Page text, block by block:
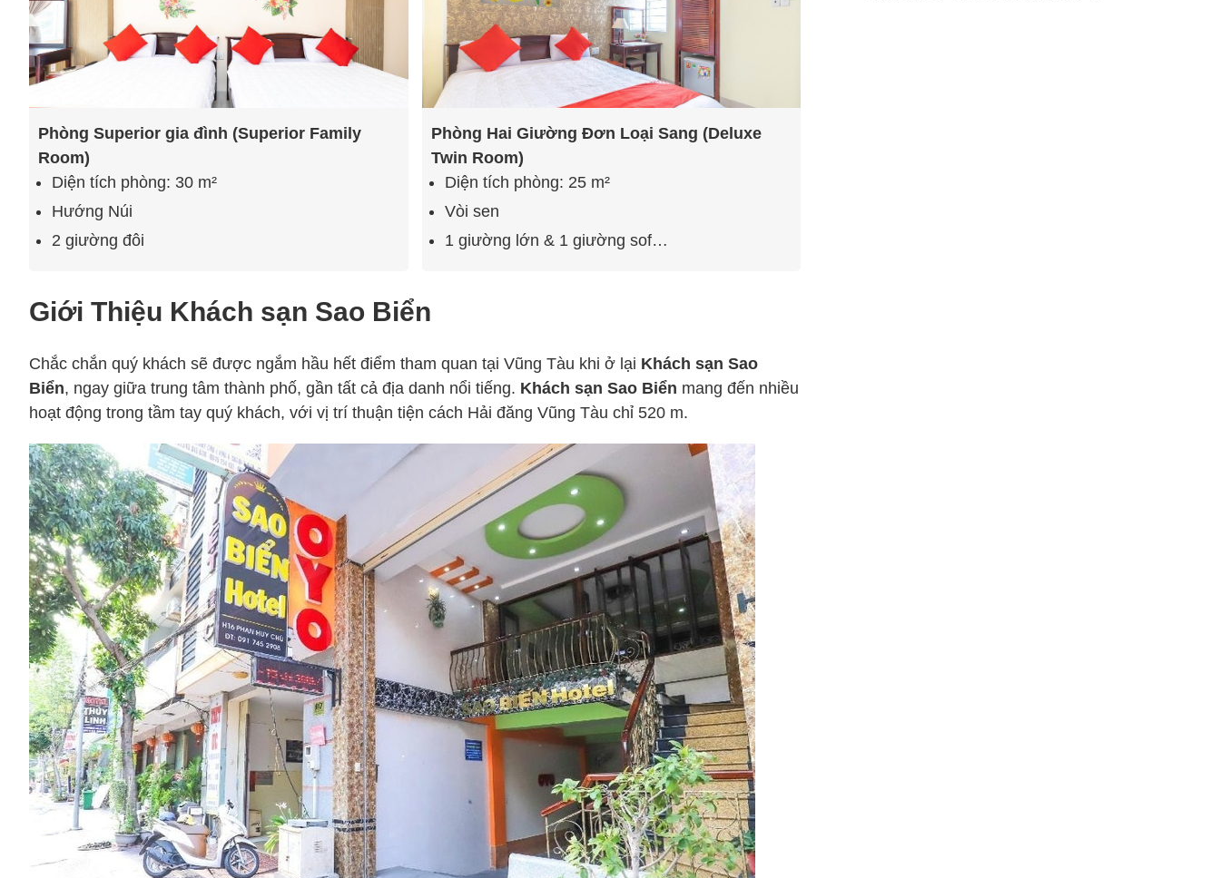
Phòng Superior gia đình (Superior Family
Room)
Diện tích phòng: 30 m²
Hướng Núi
2 giường đôi
Phòng Hai Giường Đơn Loại Sang (Deluxe
Twin Room)
Diện tích phòng: 25 m²
Vòi sen
1 giường lớn & 1 giường sof…
Giới Thiệu Khách sạn Sao Biển
Chắc chắn quý khách sẽ được ngắm hầu hết điểm tham quan tại Vũng Tàu khi ở lại Khách sạn Sao
Biển, ngay giữa trung tâm thành phố, gần tất cả địa danh nổi tiếng. Khách sạn Sao Biển mang đến nhiều
hoạt động trong tầm tay quý khách, với vị trí thuận tiện cách Hải đăng Vũng Tàu chỉ 520 m.